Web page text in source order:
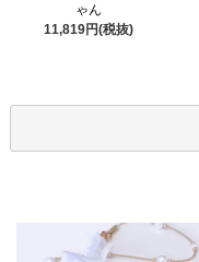
ゃん
11,819円(税抜)